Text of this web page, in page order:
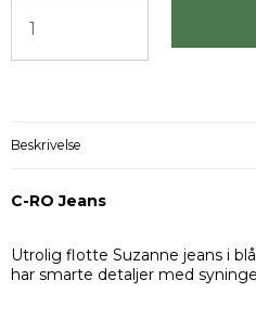
Beskrivelse
C-RO Jeans
Utrolig flotte Suzanne jeans i
har smarte detaljer med